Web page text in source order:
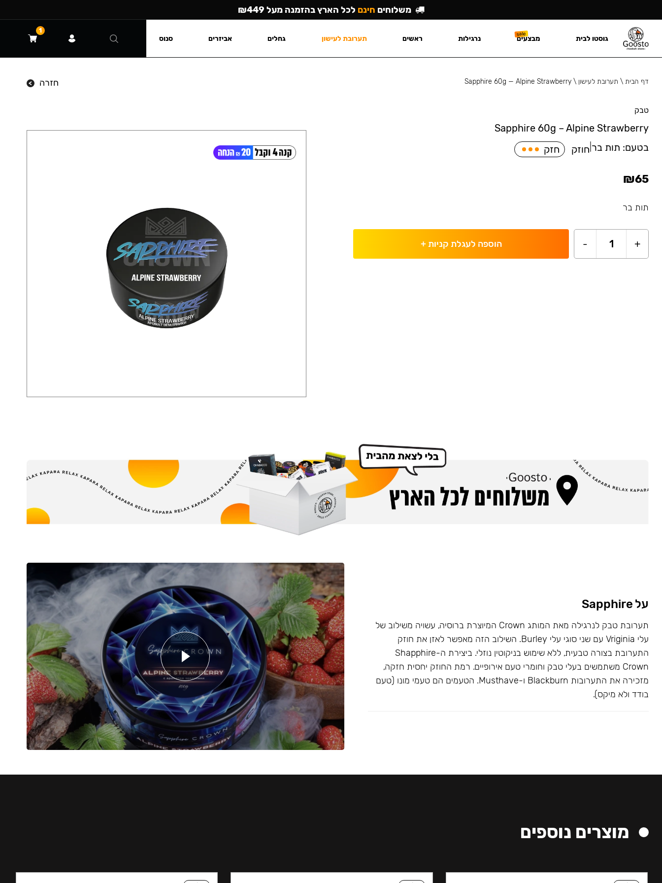
דף הבית\ תערובת לעישון \
Sapphire 60g — Alpine Strawberry חזרה
טבק
Sapphire 60g – Alpine Strawberry
בטעם: תות בר חוזק חזק
₪65
תות בר
+
1
- הוספה לעגלת קניות+
על Sapphire
תערובת טבק לנרגילה מאת המותג Crown המיוצרת ברוסיה, עשויה משילוב של
עלי Vriginia עם שני סוגי עלי Burley. השילוב הזה מאפשר לאזן את חוזק
התערובת בצורה טבעית, ללא שימוש בניקוטין נוזלי. ביצירת ה-Shapphire
Crown משתמשים בעלי טבק וחומרי טעם אירופיים. רמת החוזק יחסית חזקה,
מזכירה את התערובות Blackburn ו-Musthave. הטעמים הם טעמי מונו (טעם
בודד ולא מיקס).
מוצרים נוספים
משלוחים חינם לכל הארץ בהזמנה מעל ₪449
גוסטו לבית מבצעים נרגילות ראשים תערובת לעישון גחלים אביזרים סנוס
1